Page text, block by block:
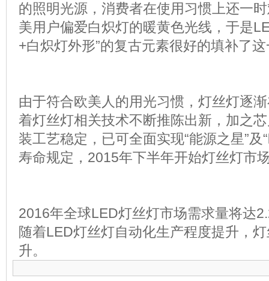
的照明光源，消费者在使用习惯上还一
美用户偏爱白炽灯的暖黄色光线，于是
+白炽灯外形”的复古元素很好的填补了
由于符合欧美人的用光习惯，灯丝灯逐
着灯丝灯相关技术不断推陈出新，加之
装工艺稳定，已可全面实现“能源之星”及
寿命规定，2015年下半年开始灯丝灯市
2016年全球LED灯丝灯市场需求量将达
随着LED灯丝灯自动化生产程度提升，
升。